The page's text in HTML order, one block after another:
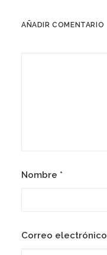
AÑADIR COMENTARIO
Nombre *
Correo electrónico